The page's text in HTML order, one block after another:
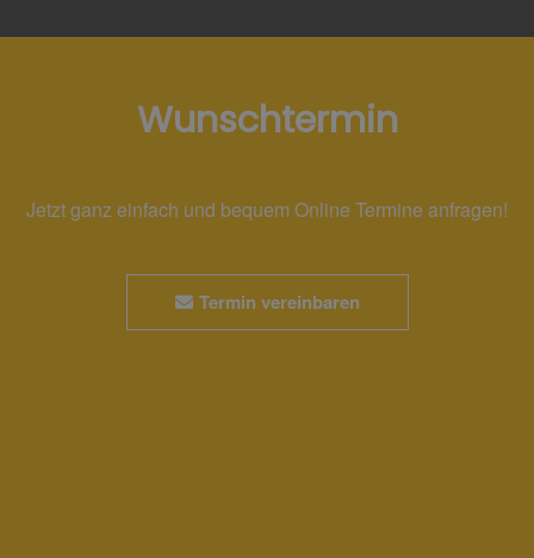
Wunschtermin
Jetzt ganz einfach und bequem Online Termine anfragen!
Termin vereinbaren